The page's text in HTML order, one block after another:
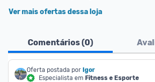
Ver mais ofertas dessa loja
Comentários (0)
Oferta postada por Igor
Especialista em Fitness e Esporte